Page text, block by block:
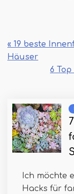
« 19 beste
Häuser
6
Ich möchte
Hacks für